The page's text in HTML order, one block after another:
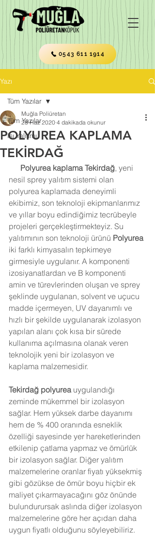
0543 611 1914
Yazı
Tüm Yazılar
Isı Yalıtımı
Tüm Yazılar
POLYUREA KAPLAMA
TEKİRDAĞ
Muğla Poliüretan
28 Haz 2020 4 dakikada okunur
Polyurea kaplama Tekirdağ, yeni
nesil sprey yalıtım sistemi olan
polyurea kaplamada deneyimli
ekibimiz, son teknoloji ekipmanlarımız
ve yıllar boyu edindiğimiz tecrübeyle
projeleri gerçekleştirmekteyiz. Su
yalıtımının son teknoloji ürünü Polyurea
iki farklı kimyasalın tepkimeye
girmesiyle uygulanır. A komponenti
izosiyanatlardan ve B komponenti
amin ve türevlerinden oluşan ve sprey
şeklinde uygulanan, solvent ve uçucu
madde içermeyen, UV dayanımlı ve
hızlı bir şekilde uygulanarak izolasyon
yapılan alanı çok kısa bir sürede
kullanıma açılmasına olanak veren
teknolojik yeni bir izolasyon ve
kaplama malzemesidir.
Tekirdağ polyurea uygulandığı
zeminde mükemmel bir izolasyon
sağlar. Hem yüksek darbe dayanımı
hem de % 400 oranında esneklik
özelliği sayesinde yer hareketlerinden
etkilenip çatlama yapmaz ve ömürlük
bir izolasyon sağlar. Diğer yalıtım
malzemelerine oranlar fiyatı yüksekmiş
gibi gözükse de ömür boyu hiçbir ek
maliyet çıkarmayacağını göz önünde
bulundurursak aslında diğer izolasyon
malzemelerine göre her açıdan daha
uygun fiyatlı olduğunu söyleyebiliriz.